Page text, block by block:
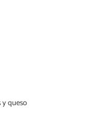
y queso